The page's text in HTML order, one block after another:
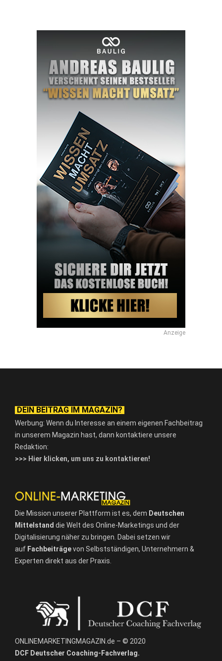
Anzeige
DEIN BEITRAG IM MAGAZIN?
Werbung: Wenn du Interesse an einem eigenen Fachbeitrag
in unserem Magazin hast, dann kontaktiere unsere
Redaktion:
>>> Hier klicken, um uns zu kontaktieren!
Die Mission unserer Plattform ist es, dem Deutschen
Mittelstand die Welt des Online-Marketings und der
Digitalisierung näher zu bringen. Dabei setzen wir
auf Fachbeiträgevon Selbstständigen, Unternehmern &
Experten direkt aus der Praxis.
ONLINEMARKETINGMAGAZIN.de – © 2020
DCF Deutscher Coaching-Fachverlag.